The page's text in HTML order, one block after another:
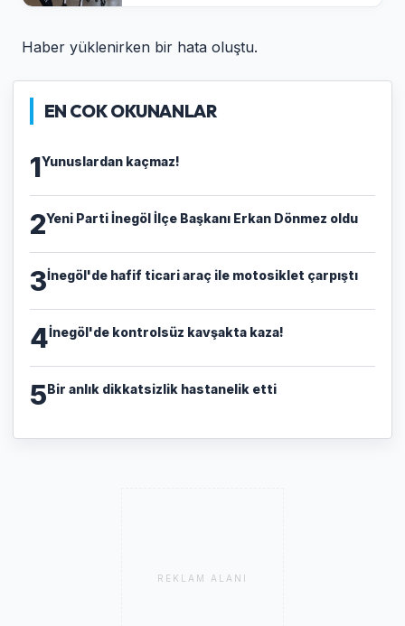
Haber yüklenirken bir hata oluştu.
EN COK OKUNANLAR
1Yunuslardan kaçmaz!
2Yeni Parti İnegöl İlçe Başkanı Erkan Dönmez oldu
3İnegöl'de hafif ticari araç ile motosiklet çarpıştı
4İnegöl'de kontrolsüz kavşakta kaza!
5Bir anlık dikkatsizlik hastanelik etti
REKLAM ALANI